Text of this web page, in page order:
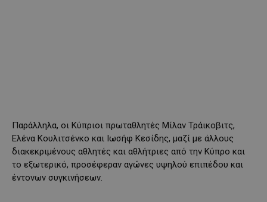
Παράλληλα, οι Κύπριοι πρωταθλητές Μίλαν Τράικοβιτς,
Ελένα Κουλιτσένκο και Ιωσήφ Κεσίδης, μαζί με άλλους
διακεκριμένους αθλητές και αθλήτριες από την Κύπρο και
το εξωτερικό, προσέφεραν αγώνες υψηλού επιπέδου και
έντονων συγκινήσεων.